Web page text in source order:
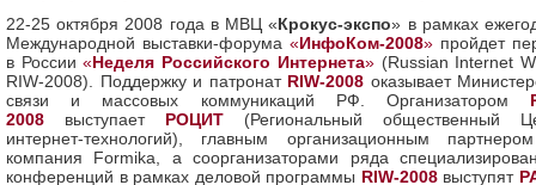
22-25 октября 2008 года в МВЦ «Крокус-экспо» в рамках
Международной выставки-форума «ИнфоКом-2008» пройдет
в России«Неделя Российского Интернета» (Russian Internet
RIW-2008). Поддержку и патронат RIW-2008 оказывает
связи и массовых коммуникаций РФ. Организатором
2008 выступает РОЦИТ (Региональный общественный
интернет-технологий), главным организационным
компания Formika, а соорганизаторами ряда
конференций в рамках деловой программы RIW-2008выступят